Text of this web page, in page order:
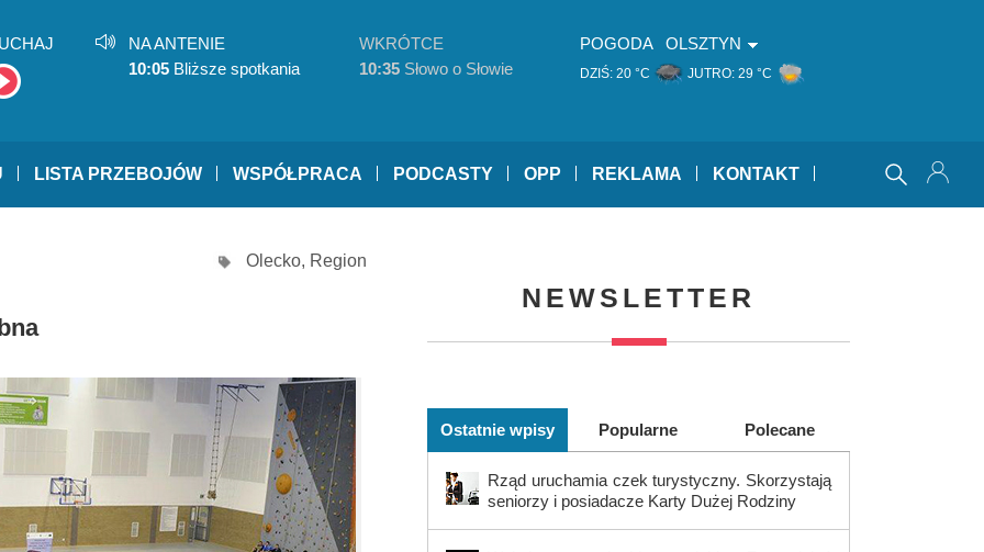
NA ANTENIE
10:05 Bliższe spotkania
WKRÓTCE
10:35 Słowo o Słowie
POGODA OLSZTYN
DZIŚ: 20 °C JUTRO: 29 °C
LISTA PRZEBOJÓW WSPÓŁPRACA PODCASTY OPP REKLAMA KONTAKT
Olecko, Region
NEWSLETTER
Ostatnie wpisy Popularne Polecane
Rząd uruchamia czek turystyczny. Skorzystają
seniorzy i posiadacze Karty Dużej Rodziny